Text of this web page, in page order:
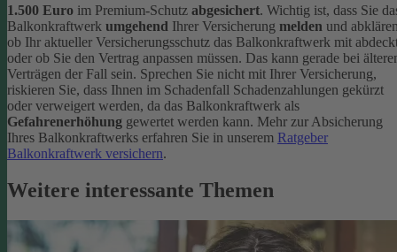
1.500 Euro im Premium-Schutz abgesichert. Wichtig ist, dass Sie
Balkonkraftwerk umgehend Ihrer Versicherung melden und
ob Ihr aktueller Versicherungsschutz das Balkonkraftwerk mit
oder ob Sie den Vertrag anpassen müssen. Das kann gerade bei
Verträgen der Fall sein. Sprechen Sie nicht mit Ihrer Versicherung,
riskieren Sie, dass Ihnen im Schadenfall Schadenzahlungen gekürzt
oder verweigert werden, da das Balkonkraftwerk als
Gefahrenerhöhung gewertet werden kann. Mehr zur Absicherung
Ihres Balkonkraftwerks erfahren Sie in unserem Ratgeber
Balkonkraftwerk versichern.
Weitere interessante Themen